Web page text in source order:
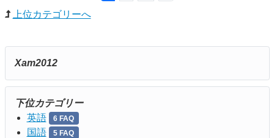
上位カテゴリーへ
Xam2012
下位カテゴリー
英語
6 FAQ
国語 5 FAQ